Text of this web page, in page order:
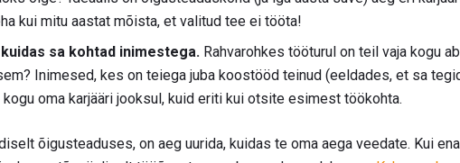
kui mitu aastat mõista, et valitud tee ei tööta!
sa kohtad inimestega. Rahvarohkes tööturul on teil vaja kogu
Inimesed, kes on teiega juba koostööd teinud (eeldades, et sa
oma karjääri jooksul, kuid eriti kui otsite esimest töökohta.
õigusteaduses, on aeg uurida, kuidas te oma aega veedate. Kui